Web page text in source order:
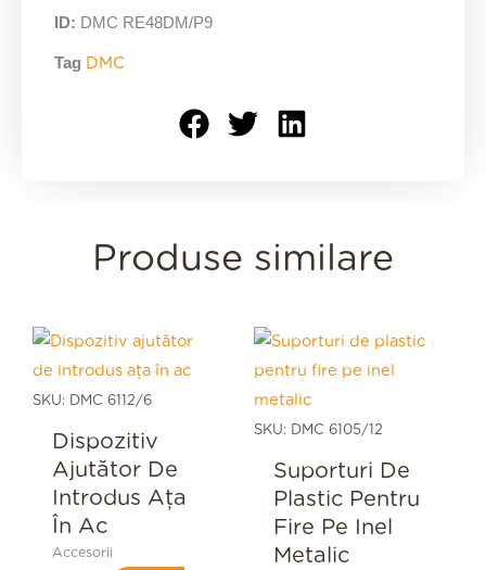
ID: DMC RE48DM/P9
Tag DMC
Produse similare
SKU: DMC 6112/6
Dispozitiv
Ajutător De
Introdus Ața
În Ac
Accesorii
SKU: DMC 6105/12
Suporturi De
Plastic Pentru
Fire Pe Inel
Metalic